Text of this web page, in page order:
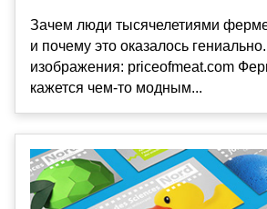
Зачем люди тысячелетиями
и почему это оказалось
изображения: priceofmeat.com
кажется чем-то модным...